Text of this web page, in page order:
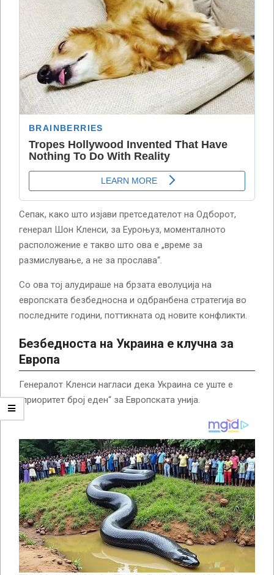
Сепак, како што изјави претседателот на Одборот,
генерал Шон Кленси, за Еуроњуз, моменталното
расположение е такво што ова е „време за
размислување, а не за прослава“.
Со ова тој алудираше на брзата еволуција на
европската безбедносна и одбранбена стратегија во
последните години, поттикната од новите конфликти.
Безбедноста на Украина е клучна за
Европа
Генералот Кленси нагласи дека Украина се уште е
„приоритет број еден“ за Европската унија.